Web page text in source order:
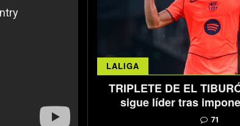
LALIGA
TRIPLETE DE EL
sigue líder tras
71